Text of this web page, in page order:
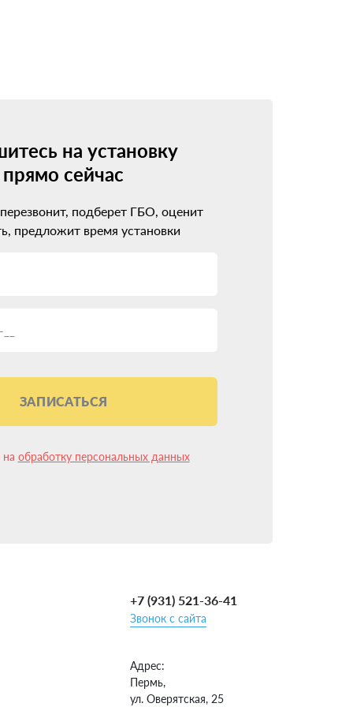
на газ пройдет гладко.
Где конкретно установить баллон в
к выбору установщика ГБО гарантирует
все тонкости установки на Chevrolet
на установку
прямо сейчас
подберет ГБО, оценит
предложит время установки
ЗАПИСАТЬСЯ
на обработку персональных данных
+7 (931) 521-36-41
Звонок с сайта
Адрес:
Пермь,
ул. Оверятская, 25